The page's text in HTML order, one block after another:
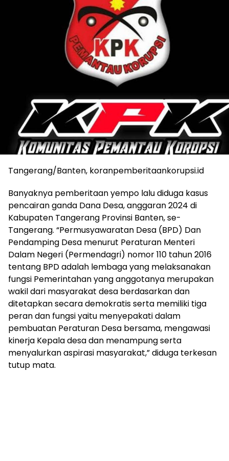
Tangerang/Banten, koranpemberitaankorupsi.id
Banyaknya pemberitaan yempo lalu diduga kasus
pencairan ganda Dana Desa, anggaran 2024 di
Kabupaten Tangerang Provinsi Banten, se-
Tangerang. “Permusyawaratan Desa (BPD) Dan
Pendamping Desa menurut Peraturan Menteri
Dalam Negeri (Permendagri) nomor 110 tahun 2016
tentang BPD adalah lembaga yang melaksanakan
fungsi Pemerintahan yang anggotanya merupakan
wakil dari masyarakat desa berdasarkan dan
ditetapkan secara demokratis serta memiliki tiga
peran dan fungsi yaitu menyepakati dalam
pembuatan Peraturan Desa bersama, mengawasi
kinerja Kepala desa dan menampung serta
menyalurkan aspirasi masyarakat,” diduga terkesan
tutup mata.